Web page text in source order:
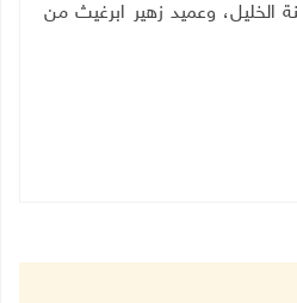
الخليل، وعميد زهير ابرغيث من